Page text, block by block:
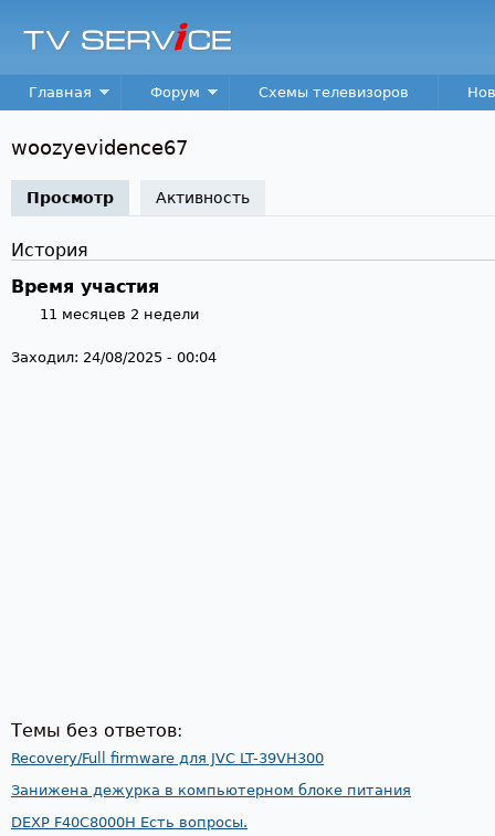
TV
Service
Main menu
Главная Форум Схемы телевизоров
woozyevidence67
Просмотр (активная вкладка)
Активность
История
Время участия
11 месяцев 2 недели
Заходил: 24/08/2025 - 00:04
Темы без ответов:
Recovery/Full firmware для JVC LT-39VH300
Занижена дежурка в компьютерном блоке питания
DEXP F40C8000H Есть вопросы.